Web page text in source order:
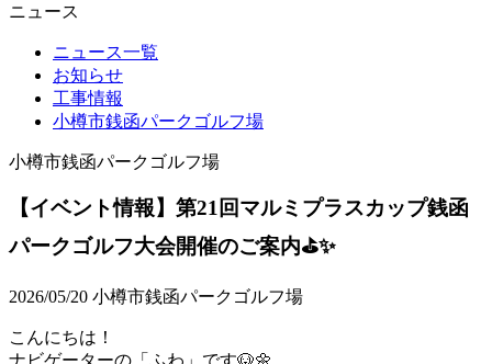
ニュース
ニュース一覧
お知らせ
工事情報
小樽市銭函パークゴルフ場
小樽市銭函パークゴルフ場
【イベント情報】第21回マルミプラスカップ銭函
パークゴルフ大会開催のご案内⛳✨
2026/05/20 小樽市銭函パークゴルフ場
こんにちは！
ナビゲーターの「ふわ」です🐶🌼